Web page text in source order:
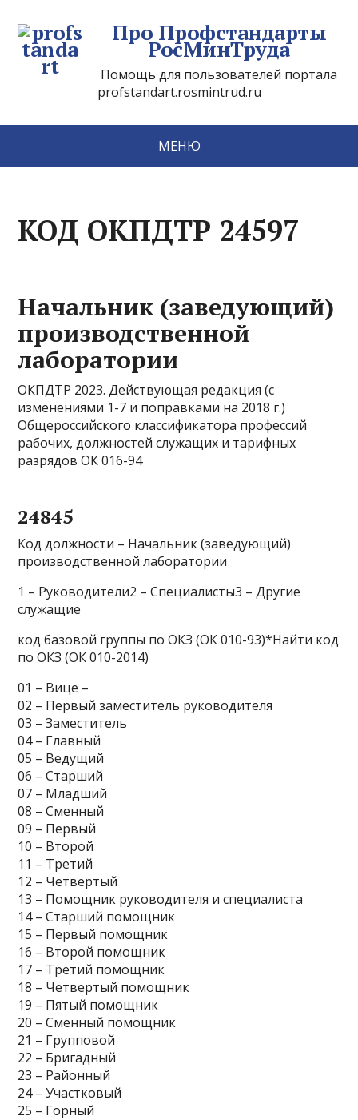
Про Профстандарты
РосМинТруда
Помощь для пользователей портала
profstandart.rosmintrud.ru
МЕНЮ
КОД ОКПДТР 24597
Начальник (заведующий)
производственной
лаборатории
ОКПДТР 2023. Действующая редакция (с
изменениями 1-7 и поправками на 2018 г.)
Общероссийского классификатора профессий
рабочих, должностей служащих и тарифных
разрядов ОК 016-94
24845
Код должности – Начальник (заведующий)
производственной лаборатории
1 – Руководители2 – Специалисты3 – Другие
служащие
код базовой группы по ОКЗ (ОК 010-93)*Найти код
по ОКЗ (ОК 010-2014)
01 – Вице –
02 – Первый заместитель руководителя
03 – Заместитель
04 – Главный
05 – Ведущий
06 – Старший
07 – Младший
08 – Сменный
09 – Первый
10 – Второй
11 – Третий
12 – Четвертый
13 – Помощник руководителя и специалиста
14 – Старший помощник
15 – Первый помощник
16 – Второй помощник
17 – Третий помощник
18 – Четвертый помощник
19 – Пятый помощник
20 – Сменный помощник
21 – Групповой
22 – Бригадный
23 – Районный
24 – Участковый
25 – Горный